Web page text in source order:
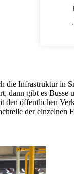
die Infrastruktur in
dann gibt es Busse
den öffentlichen
der einzelnen